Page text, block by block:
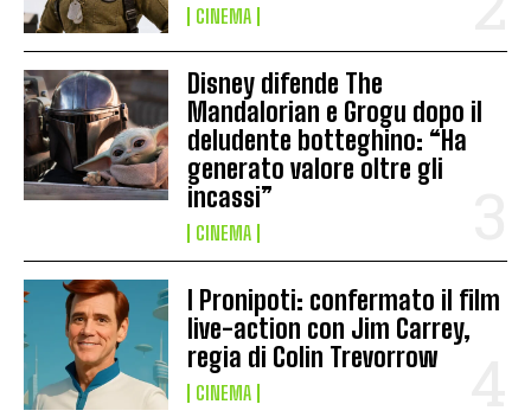
CINEMA
Disney difende The
Mandalorian e Grogu dopo il
deludente botteghino: “Ha
generato valore oltre gli
incassi”
CINEMA
I Pronipoti: confermato il film
live-action con Jim Carrey,
regia di Colin Trevorrow
CINEMA